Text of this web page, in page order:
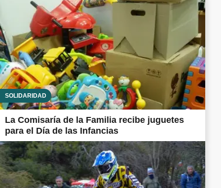
SOLIDARIDAD
La Comisaría de la Familia recibe juguetes
para el Día de las Infancias